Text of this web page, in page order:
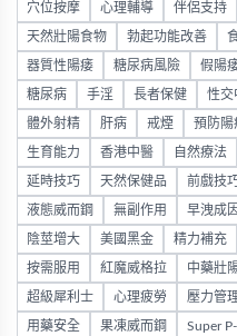
穴位按摩 心理輔導 伴侶支持
天然壯陽食物 勃起功能改善
器質性陽痿 糖尿病風險 假陽
糖尿病 手淫 長者保健 性交
體外射精 肝病 戒煙 預防陽
生育能力 香港中醫 自然療法
延時技巧 天然保健品 前戲技
液態威而鋼 無副作用 早洩成因
陰莖增大 美國黑金 精力補充
按需服用 紅魔威格拉 中藥壯
超級犀利士 心理疲勞 壓力管
用藥安全 果凍威而鋼 Super